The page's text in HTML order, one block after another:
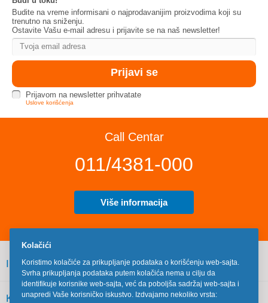
Budite na vreme informisani o najprodavanijim proizvodima koji su
trenutno na sniženju.
Ostavite Vašu e-mail adresu i prijavite se na naš newsletter!
Prijavom na newsletter prihvatate
Uslove korišćenja
Call Centar
011/4381-000
Više informacija
INFORMACIJE
KORISNIČKI SERVIS
Kolačići
Koristimo kolačiće za prikupljanje podataka o korišćenju web-sajta.
Svrha prikupljanja podataka putem kolačića nema u cilju da
identifikuje korisnike web-sajta, već da poboljša sadržaj web-sajta i
unapredi Vaše korisničko iskustvo. Izdvajamo nekoliko vrsta: